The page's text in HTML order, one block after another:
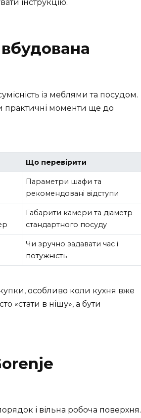
інструкцію.
із меблями та посудом.
практичні моменти ще до
Що перевірити
Параметри шафи та
рекомендовані відступи
Габарити камери та діаметр
стандартного посуду
Чи зручно задавати час і
потужність
особливо коли кухня вже
«стати в нішу», а бути
і вільна робоча поверхня.